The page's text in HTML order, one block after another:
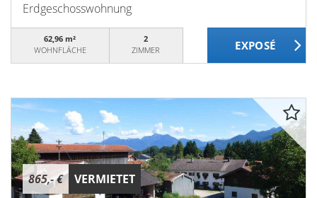
Erdgeschosswohnung
62,96 m²
WOHNFLÄCHE
2
ZIMMER
865,- € VERMIETET